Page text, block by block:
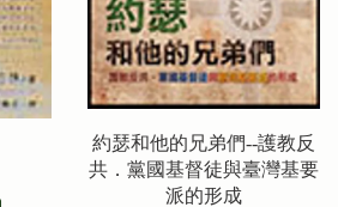
約瑟和他的兄弟們--護教反
共．黨國基督徒與臺灣基要
派的形成